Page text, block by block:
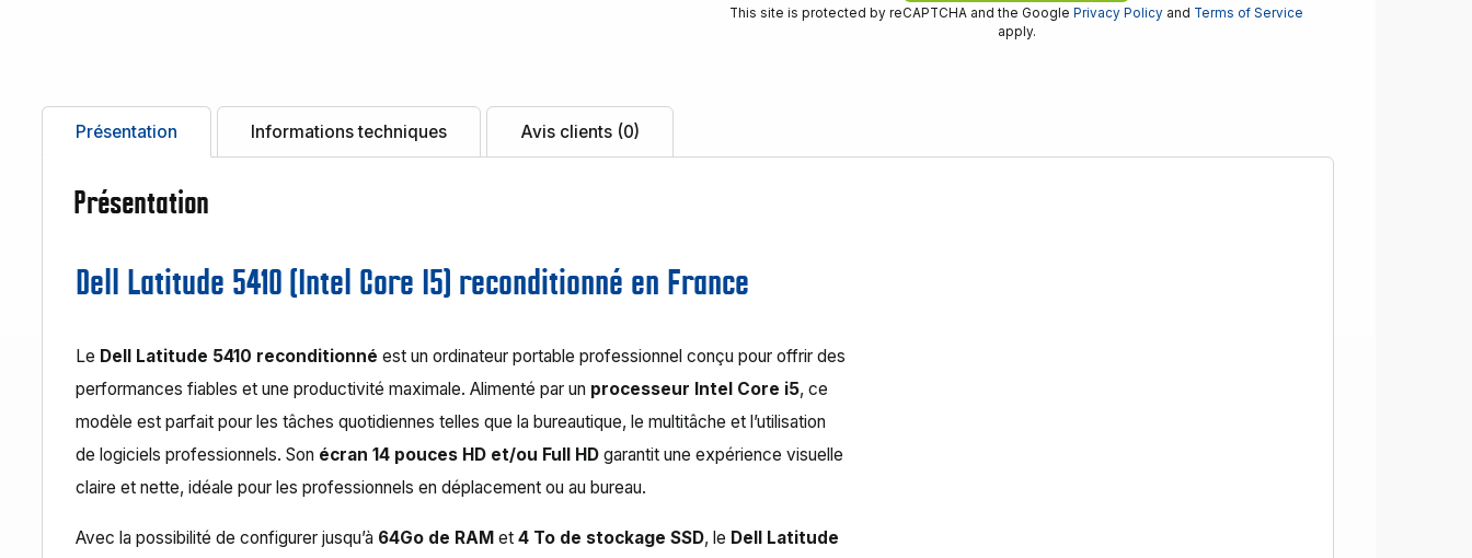
This site is protected by reCAPTCHA and the GooglePrivacy Policy and Terms of Service
apply.
Présentation Informations techniques Avis clients (0)
Présentation
Dell Latitude 5410 (Intel Core I5) reconditionné en France
Le Dell Latitude 5410 reconditionné est un ordinateur portable professionnel conçu pour offrir des
performances fiables et une productivité maximale. Alimenté par un processeur Intel Core i5, ce
modèle est parfait pour les tâches quotidiennes telles que la bureautique, le multitâche et l’utilisation
de logiciels professionnels. Son écran 14 pouces HD et/ou Full HD garantit une expérience visuelle
claire et nette, idéale pour les professionnels en déplacement ou au bureau.
Avec la possibilité de configurer jusqu’à 64Go de RAM et4 To de stockage SSD, le Dell Latitude